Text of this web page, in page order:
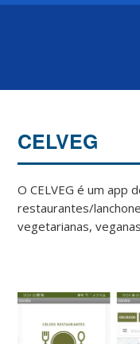
CELVEG
O CELVEG é um app
restaurantes/
vegetarianas,